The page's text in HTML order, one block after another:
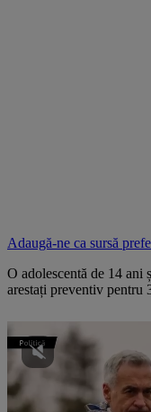
Adaugă-ne ca sursă
O adolescentă de 14 ani
arestați preventiv pentru